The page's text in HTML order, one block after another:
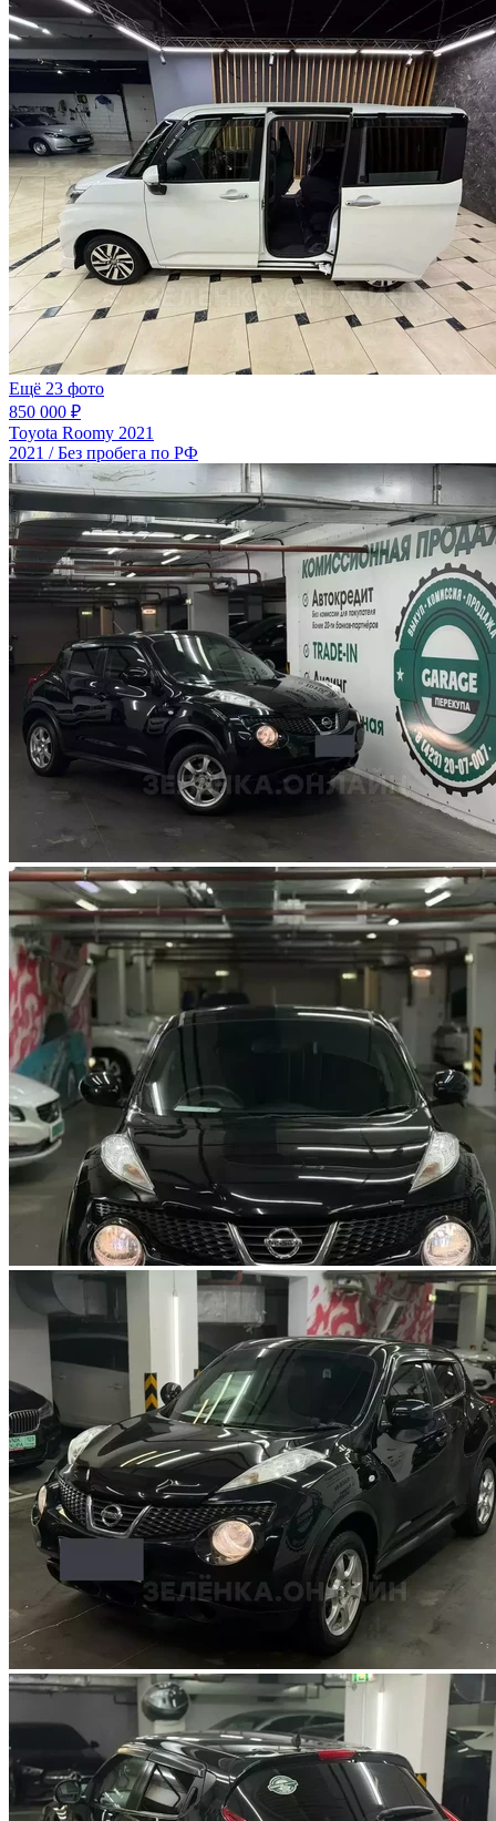
Ещё 23 фото
850 000 ₽
Toyota Roomy 2021
2021 / Без пробега по РФ